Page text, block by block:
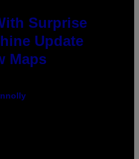
Surprise
Update
Maps